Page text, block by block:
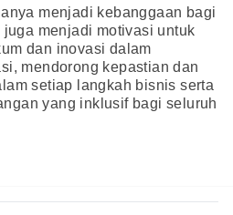
menjadi kebanggaan bagi
menjadi motivasi untuk
dan inovasi dalam
mendorong kepastian dan
setiap langkah bisnis serta
yang inklusif bagi seluruh